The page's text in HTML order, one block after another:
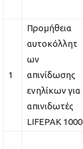
1
Προμήθεια
αυτοκόλλητ
ων
απινίδωσης
ενηλίκων για
απινιδωτές
LIFEPAK 1000